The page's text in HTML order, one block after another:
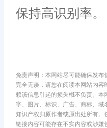
保持高识别率。
免责声明：本网站尽可能确保发
完全无误，请您在阅读本网站内
赖该信息引起的损失概不负责。
字、图片、标识、广告、商标、域
知识产权归原作者或原出处所有
链接内容可能存在不实内容或涉嫌